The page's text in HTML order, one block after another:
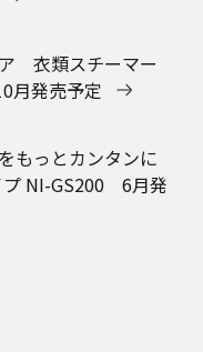
グループ企業情報
/サービス一覧
トマップ
って